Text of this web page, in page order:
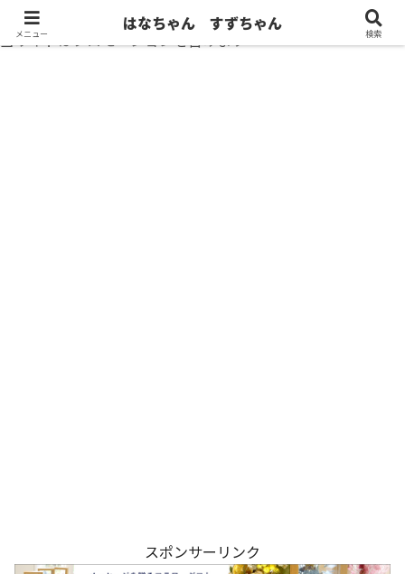
当サイトはプロモーションを含みます
スポンサーリンク
メニュー
はなちゃん すずちゃん
検索